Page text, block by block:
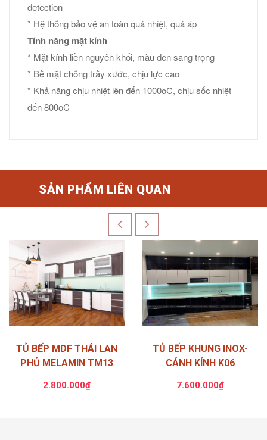
detection
* Hệ thống bảo vệ an toàn quá nhiệt, quá áp
Tính năng mặt kính
* Mặt kính liền nguyên khối, màu đen sang trọng
* Bề mặt chống trầy xước, chịu lực cao
* Khả năng chịu nhiệt lên đến 1000oC, chịu sốc nhiệt
đến 800oC
SẢN PHẨM LIÊN QUAN
TỦ BẾP MDF THÁI LAN
PHỦ MELAMIN TM13
2.800.000₫
TỦ BẾP KHUNG INOX-
CÁNH KÍNH K06
7.600.000₫